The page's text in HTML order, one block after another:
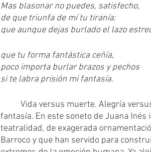
Mas blasonar no puedes, satisfecho,
de que triunfa de mí tu tiranía:
que aunque dejas burlado el lazo
que tu forma fantástica ceñía,
poco importa burlar brazos y pechos
si te labra prisión mi fantasía.
fantasía. En este soneto de Juana
teatralidad, de exagerada
Barroco y que han servido para